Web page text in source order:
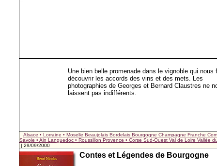
Une bien belle promenade dans le vignoble qui nous
découvrir les accords des vins et des mets. Les
photographies de Georges et Bernard Claustres ne
laissent pas indifférents.
Alsace • Lorraine • Moselle Beaujolais Bordelais Bourgogne Champagne Franche
Savoie • Ain Languedoc • Roussillon Provence • Corse Sud-Ouest Val de Loire Vallée
| 29/09/2000
Contes et Légendes de Bourgogne